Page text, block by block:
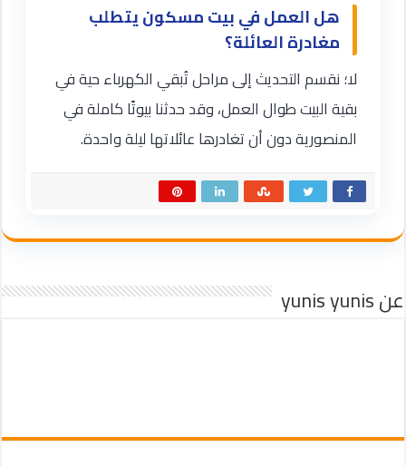
هل العمل في بيت مسكون يتطلب
مغادرة العائلة؟
لا؛ نقسم التحديث إلى مراحل تُبقي الكهرباء حية في
بقية البيت طوال العمل، وقد حدثنا بيوتًا كاملة في
المنصورية دون أن تغادرها عائلاتها ليلة واحدة.
عن yunis yunis